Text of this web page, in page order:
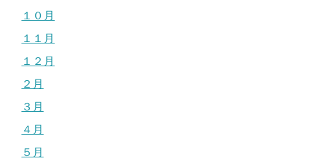
１０月
１１月
１２月
２月
３月
４月
５月